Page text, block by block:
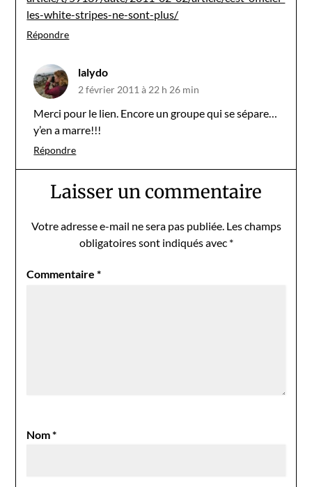
les-white-stripes-ne-sont-plus/
Répondre
lalydo
2 février 2011 à 22 h 26 min
Merci pour le lien. Encore un groupe qui se sépare…
y’en a marre!!!
Répondre
Laisser un commentaire
Votre adresse e-mail ne sera pas publiée. Les champs
obligatoires sont indiqués avec *
Commentaire*
Nom*